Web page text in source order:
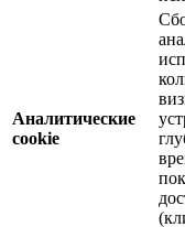
Аналитические
cookie